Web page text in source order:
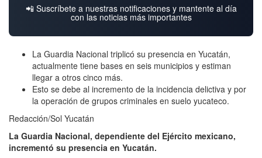
📲 Suscríbete a nuestras notificaciones y mantente al día
con las noticias más importantes
La Guardia Nacional triplicó su presencia en Yucatán,
actualmente tiene bases en seis municipios y estiman
llegar a otros cinco más.
Esto se debe al incremento de la incidencia delictiva y por
la operación de grupos criminales en suelo yucateco.
Redacción/Sol Yucatán
La Guardia Nacional, dependiente del Ejército mexicano,
incrementó su presencia en Yucatán.